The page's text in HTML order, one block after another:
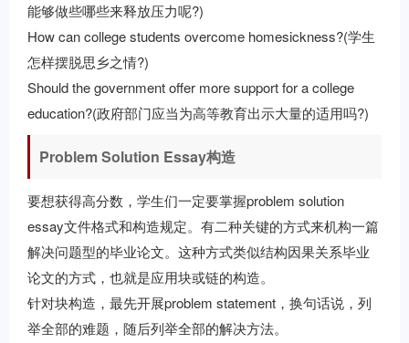
能够做些哪些来释放压力呢?)
How can college students overcome homesickness?(学生
怎样摆脱思乡之情?)
Should the government offer more support for a college
education?(政府部门应当为高等教育出示大量的适用吗?)
Problem Solution Essay构造
要想获得高分数，学生们一定要掌握problem solution
essay文件格式和构造规定。有二种关键的方式来机构一篇
解决问题型的毕业论文。这种方式类似结构因果关系毕业
论文的方式，也就是应用块或链的构造。
针对块构造，最先开展problem statement，换句话说，列
举全部的难题，随后列举全部的解决方法。